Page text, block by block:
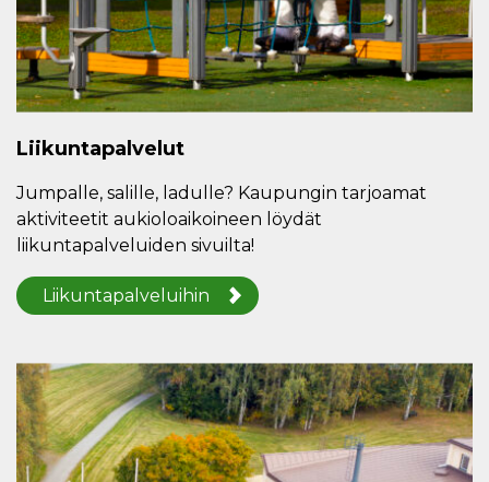
Liikuntapalvelut
Jumpalle, salille, ladulle? Kaupungin tarjoamat
aktiviteetit aukioloaikoineen löydät
liikuntapalveluiden sivuilta!
Liikuntapalveluihin